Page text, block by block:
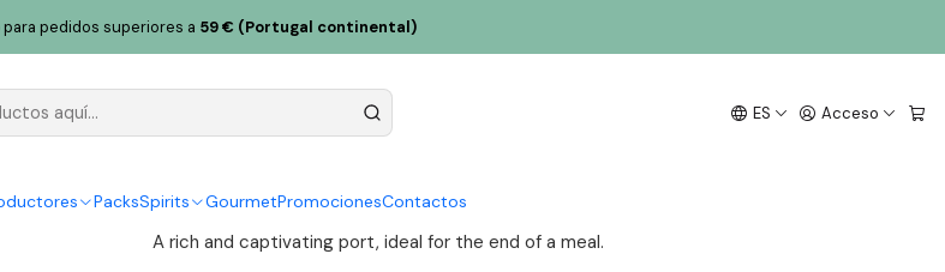
ES Acceso
PacksSpirits GourmetPromocionesContactos
para pedidos superiores a 59 € (Portugal continental)
2017 75cl
Quinta dos Avidagos Oporto
|
A rich and captivating port, ideal for the end of a meal.